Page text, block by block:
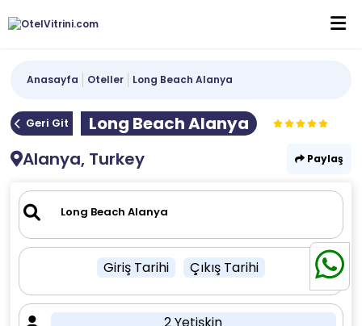
Anasayfa Oteller Long Beach Alanya
Geri Git
Long Beach Alanya
Alanya, Turkey
Paylaş
Giriş Tarihi Çıkış Tarihi